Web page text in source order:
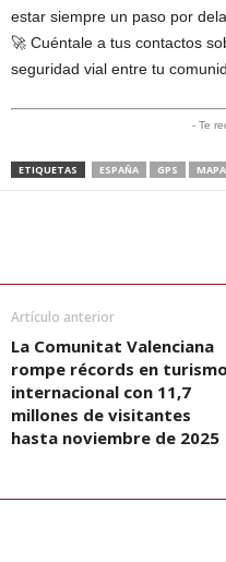
estar siempre un paso por
🚀 Cuéntale a tus contactos
seguridad vial entre tu
- Te
ETIQUETAS ESPAÑA GPS
Artículo anterior
La Comunitat Valenciana
rompe récords en turismo
internacional con 11,7
millones de visitantes
hasta noviembre de 2025